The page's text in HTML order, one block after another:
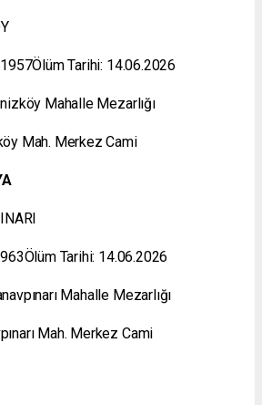
Tarihi: 14.06.2026
Mahalle Mezarlığı
Mah. Merkez Cami
Tarihi: 14.06.2026
Mahalle Mezarlığı
Mah. Merkez Cami